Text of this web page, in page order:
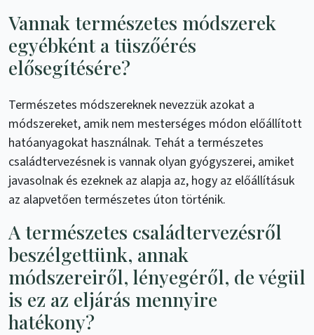
Vannak természetes módszerek
egyébként a tüszőérés
elősegítésére?
Természetes módszereknek nevezzük azokat a
módszereket, amik nem mesterséges módon előállított
hatóanyagokat használnak. Tehát a természetes
családtervezésnek is vannak olyan gyógyszerei, amiket
javasolnak és ezeknek az alapja az, hogy az előállításuk
az alapvetően természetes úton történik.
A természetes családtervezésről
beszélgettünk, annak
módszereiről, lényegéről, de végül
is ez az eljárás mennyire
hatékony?